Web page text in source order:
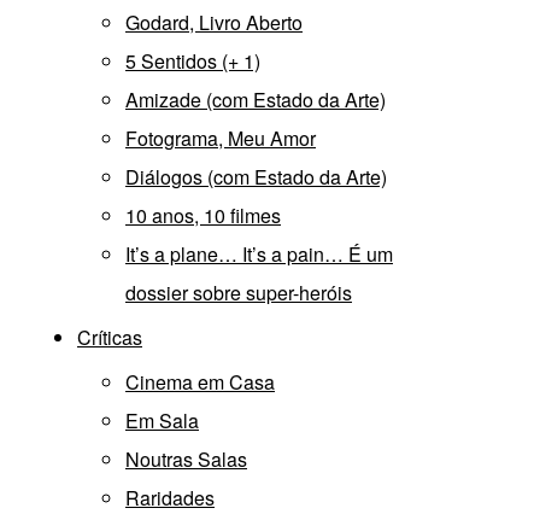
Godard, Livro Aberto
5 Sentidos (+ 1)
Amizade (com Estado da Arte)
Fotograma, Meu Amor
Diálogos (com Estado da Arte)
10 anos, 10 filmes
It’s a plane… It’s a pain… É um
dossier sobre super-heróis
Críticas
Cinema em Casa
Em Sala
Noutras Salas
Raridades